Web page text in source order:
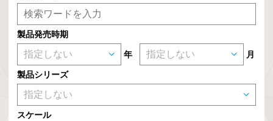
製品発売時期
年 月
製品シリーズ
スケール